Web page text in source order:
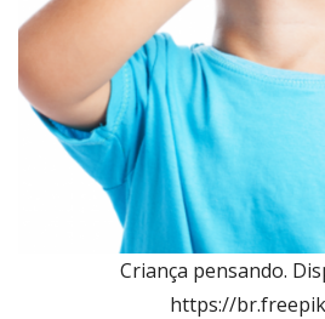
Criança pensando.
https://